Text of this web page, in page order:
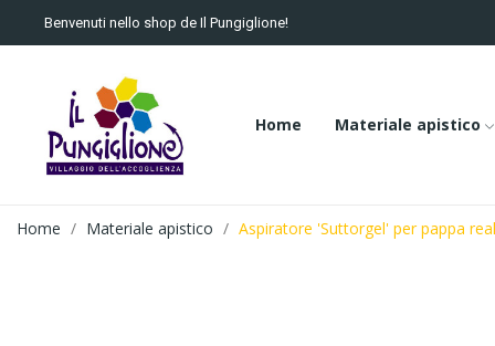
Benvenuti nello shop de Il Pungiglione!
Home Materiale apistico
Home Materiale apistico Aspiratore 'Suttorgel' per pappa